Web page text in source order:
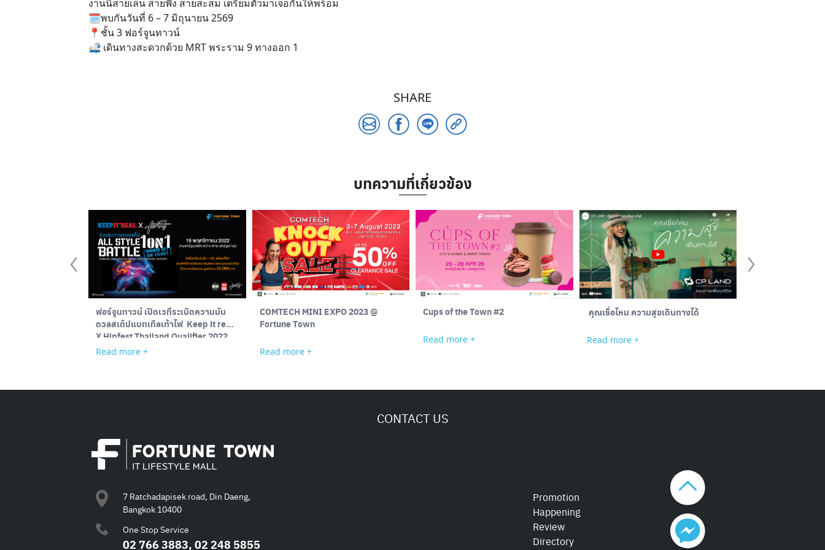
งานนี้สายเล่น สายฟัง สายสะสม เตรียมตัวมาเจอกันให้พร้อม
🗓พบกันวันที่ 6 – 7 มิถุนายน 2569
📍ชั้น 3 ฟอร์จูนทาวน์
🚅 เดินทางสะดวกด้วย MRT พระราม 9 ทางออก 1
SHARE
บทความที่เกี่ยวข้อง
ฟอร์จูนทาวน์ เปิดเวทีระเบิดความมัน
ดวลสเต็ปแบทเทิลเท้าไฟ Keep it real
X Hipfest Thailand Qualifier 2022
Read more +
COMTECH MINI EXPO 2023 @
Fortune Town
Read more +
Cups of the Town #2
Read more +
คุณเชื่อไหม ความสุขเดินทางได้
Read more +
CONTACT US
7 Ratchadapisek road, Din Daeng,
Bangkok 10400
One Stop Service
02 766 3883, 02 248 5855
Promotion
Happening
Review
Directory